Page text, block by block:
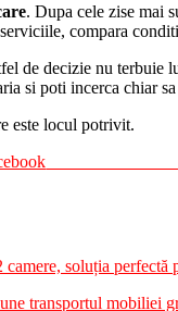
. Dupa cele zise mai
compara
de decizie nu terbuie
si poti incerca chiar
este locul potrivit.
camere, soluția